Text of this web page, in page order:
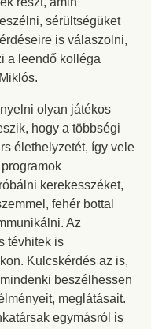
sérültségüket
is válaszolni,
a leendő kolléga
olyan játékos
hogy a többségi
élethelyzetét, így vele
kerekesszéket,
fehér bottal
Az
tévhitek is
Kulcskérdés az is,
beszélhessen
meglátásait.
egymásról is